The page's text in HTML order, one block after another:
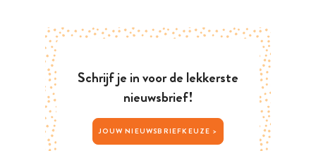
Schrijf je in voor de lekkerste
nieuwsbrief!
JOUW NIEUWSBRIEFKEUZE >